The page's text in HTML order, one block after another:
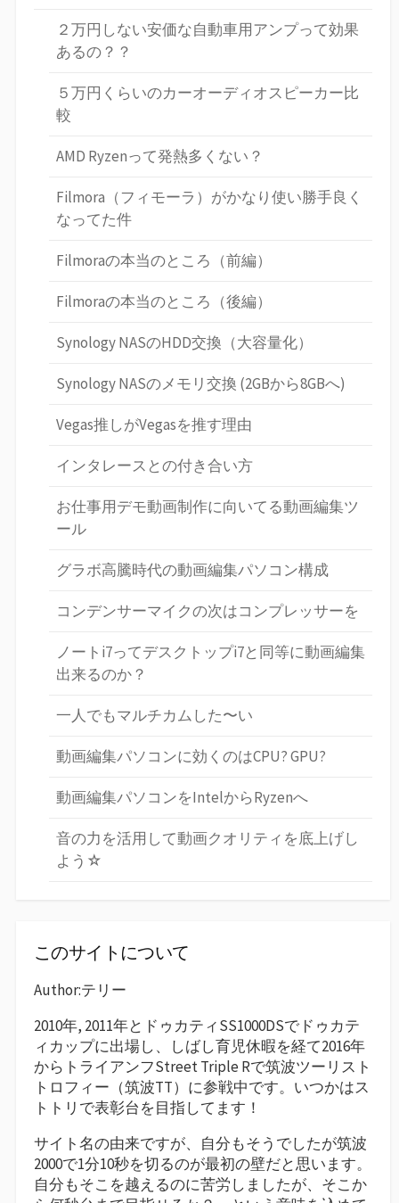
２万円しない安価な自動車用アンプって効果
あるの？？
５万円くらいのカーオーディオスピーカー比
較
AMD Ryzenって発熱多くない？
Filmora（フィモーラ）がかなり使い勝手良く
なってた件
Filmoraの本当のところ（前編）
Filmoraの本当のところ（後編）
Synology NASのHDD交換（大容量化）
Synology NASのメモリ交換 (2GBから8GBへ)
Vegas推しがVegasを推す理由
インタレースとの付き合い方
お仕事用デモ動画制作に向いてる動画編集ツ
ール
グラボ高騰時代の動画編集パソコン構成
コンデンサーマイクの次はコンプレッサーを
ノートi7ってデスクトップi7と同等に動画編集
出来るのか？
一人でもマルチカムした〜い
動画編集パソコンに効くのはCPU? GPU?
動画編集パソコンをIntelからRyzenへ
音の力を活用して動画クオリティを底上げし
よう☆
このサイトについて
Author:テリー
2010年, 2011年とドゥカティSS1000DSでドゥカテ
ィカップに出場し、しばし育児休暇を経て2016年
からトライアンフStreet Triple Rで筑波ツーリスト
トロフィー（筑波TT）に参戦中です。いつかはス
トトリで表彰台を目指してます！
サイト名の由来ですが、自分もそうでしたが筑波
2000で1分10秒を切るのが最初の壁だと思います。
自分もそこを越えるのに苦労しましたが、そこか